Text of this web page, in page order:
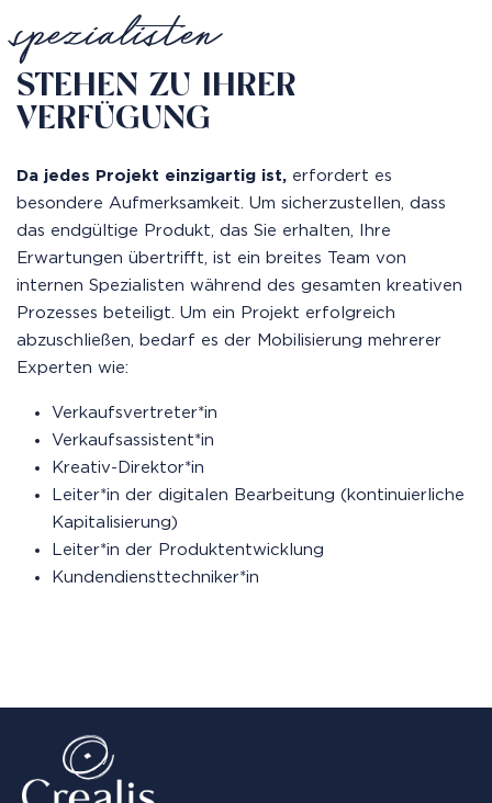
spezialisten
STEHEN ZU IHRER
VERFÜGUNG
Da jedes Projekt einzigartig ist, erfordert es
besondere Aufmerksamkeit. Um sicherzustellen, dass
das endgültige Produkt, das Sie erhalten, Ihre
Erwartungen übertrifft, ist ein breites Team von
internen Spezialisten während des gesamten kreativen
Prozesses beteiligt. Um ein Projekt erfolgreich
abzuschließen, bedarf es der Mobilisierung mehrerer
Experten wie:
Verkaufsvertreter*in
Verkaufsassistent*in
Kreativ-Direktor*in
Leiter*in der digitalen Bearbeitung (kontinuierliche
Kapitalisierung)
Leiter*in der Produktentwicklung
Kundendiensttechniker*in